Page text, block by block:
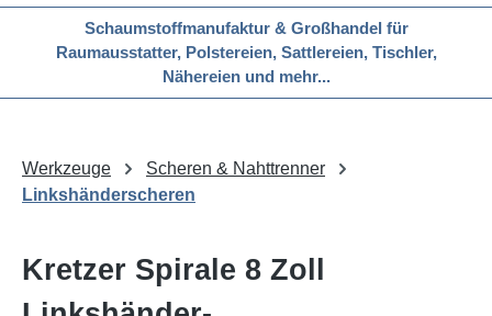
Schaumstoffmanufaktur & Großhandel für
Raumausstatter, Polstereien, Sattlereien, Tischler,
Nähereien und mehr...
Werkzeuge
Scheren & Nahttrenner
Linkshänderscheren
Kretzer Spirale 8 Zoll